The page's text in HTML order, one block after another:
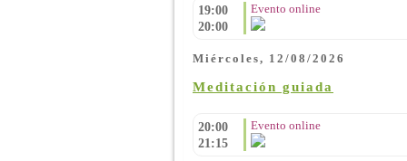
19:00
20:00
Evento online
Miércoles, 12/08/2026
Meditación guiada
20:00
21:15
Evento online